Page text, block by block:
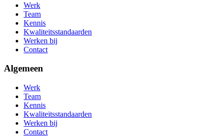
Werk
Team
Kennis
Kwaliteitsstandaarden
Werken bij
Contact
Algemeen
Werk
Team
Kennis
Kwaliteitsstandaarden
Werken bij
Contact